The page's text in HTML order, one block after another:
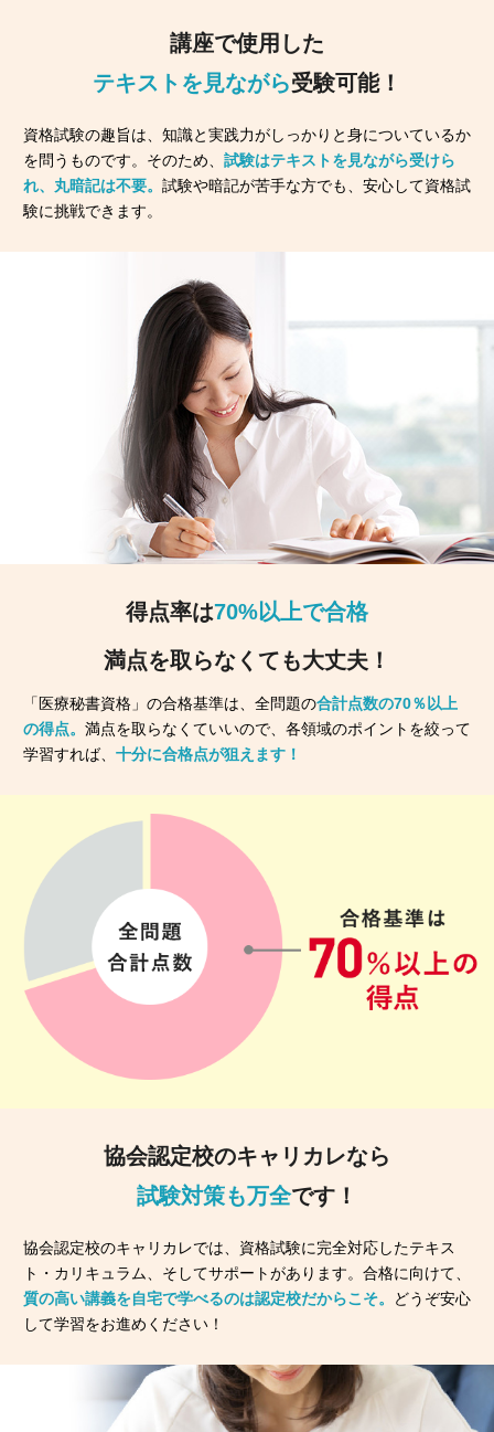
講座で使用した
テキストを見ながら受験可能！
資格試験の趣旨は、知識と実践力がしっかりと身についているか
を問うものです。そのため、 試験はテキストを見ながら受けら
れ、丸暗記は不要。 試験や暗記が苦手な方でも、安心して資格試
験に挑戦できます。
得点率は70%以上で合格
満点を取らなくても大丈夫！
「医療秘書資格」の合格基準は、全問題の合計点数の70％以上
の得点。 満点を取らなくていいので、各領域のポイントを絞って
学習すれば、 十分に合格点が狙えます！
協会認定校のキャリカレなら
試験対策も万全です！
協会認定校のキャリカレでは、資格試験に完全対応したテキス
ト・カリキュラム、そしてサポートがあります。合格に向けて、
質の高い講義を自宅で学べるのは認定校だからこそ。
どうぞ安心
して学習をお進めください！